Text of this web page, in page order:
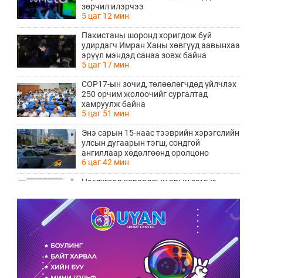
зөрчил илэрчээ
5 цаг 12 мин
Пакистаны шоронд хоригдож буй
удирдагч Имран Ханы хөвгүүд аавынхаа
эрүүл мэндэд санаа зовж байна
5 цаг 17 мин
COP17-ын зочид, төлөөлөгчдөд үйлчлэх
250 орчим жолоочийг сургалтад
хамруулж байна
5 цаг 51 мин
Энэ сарын 15-наас тээврийн хэрэгслийн
улсын дугаарын тэгш, сондгой
ангиллаар хөдөлгөөнд оролцоно
6 цаг 42 мин
Нэгдүгээр хорооллын арын замыг
хааж, борооны ус зайлуулах шугамын
хөндлөн сэтэлгээ хийнэ
6 цаг 44 мин
“Туул усан цогцолбор” төслийн
нэгдүгээр шатны ТЭЗҮ-ийг
боловсруулах ажил 90 хувийн
гүйцэтгэлтэй байна
6 цаг 45 мин